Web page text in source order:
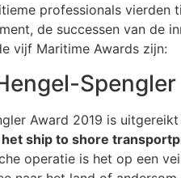
professionals vierden
de successen van de
vijf Maritime Awards zijn:
Award 2019 is uitgereikt
het ship to shore
operatie is het op een